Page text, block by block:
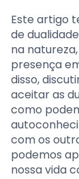
Este artigo
de
na
presença
disso,
aceitar as
como
com os
podemos
nossa vida